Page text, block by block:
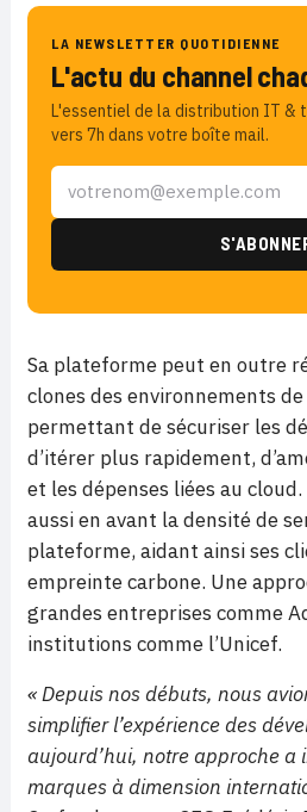
LA NEWSLETTER QUOTIDIENNE
L'actu du channel
L'essentiel de la distribution IT &
vers 7h dans votre boîte mail.
Sa plateforme peut en outre
clones des environnements
permettant de sécuriser les
d’itérer plus rapidement,
et les dépenses liées au
aussi en avant la densité de
plateforme, aidant ainsi ses
empreinte carbone. Une
grandes entreprises comme
institutions comme l’Unicef.
« Depuis nos débuts, nous
simplifier l’expérience des
aujourd’hui, notre approche a
marques à dimension